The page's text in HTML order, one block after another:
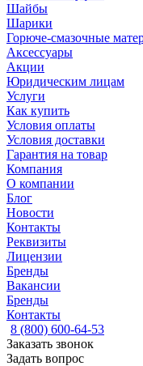
Шайбы
Шарики
Горюче-смазочные
Аксессуары
Акции
Юридическим лицам
Услуги
Как купить
Условия оплаты
Условия доставки
Гарантия на товар
Компания
О компании
Блог
Новости
Контакты
Реквизиты
Лицензии
Бренды
Вакансии
Бренды
Контакты
8 (800) 600-64-53
Заказать звонок
Задать вопрос